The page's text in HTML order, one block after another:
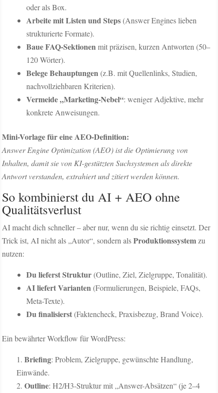
oder als Box.
Arbeite mit Listen und Steps(Answer Engines lieben
strukturierte Formate).
Baue FAQ-Sektionenmit präzisen, kurzen Antworten (50–
120 Wörter).
Belege Behauptungen(z.B. mit Quellenlinks, Studien,
nachvollziehbaren Kriterien).
Vermeide „Marketing-Nebel“: weniger Adjektive, mehr
konkrete Anweisungen.
Mini-Vorlage für eine AEO-Definition:
Answer Engine Optimization (AEO) ist die Optimierung von
Inhalten, damit sie von KI-gestützten Suchsystemen als direkte
Antwort verstanden, extrahiert und zitiert werden können.
So kombinierst du AI + AEO ohne
Qualitätsverlust
AI macht dich schneller – aber nur, wenn du sie richtig einsetzt. Der
Trick ist, AI nicht als „Autor“, sondern alsProduktionssystem zu
nutzen:
Du lieferst Struktur(Outline, Ziel, Zielgruppe, Tonalität).
AI liefert Varianten(Formulierungen, Beispiele, FAQs,
Meta-Texte).
Du finalisierst(Faktencheck, Praxisbezug, Brand Voice).
Ein bewährter Workflow für WordPress:
Briefing: Problem, Zielgruppe, gewünschte Handlung,
Einwände.
Outline: H2/H3-Struktur mit „Answer-Absätzen“ (je 2–4